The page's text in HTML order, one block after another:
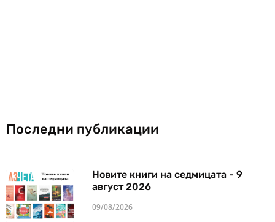
Последни публикации
Новите книги на седмицата - 9
август 2026
09/08/2026